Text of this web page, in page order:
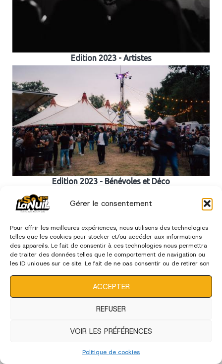
Gérer le consentement
Pour offrir les meilleures expériences, nous utilisons des technologies
telles que les cookies pour stocker et/ou accéder aux informations
des appareils. Le fait de consentir à ces technologies nous permettra
de traiter des données telles que le comportement de navigation ou
les ID uniques sur ce site. Le fait de ne pas consentir ou de retirer son
ACCEPTER
REFUSER
VOIR LES PRÉFÉRENCES
Politique de cookies
Edition 2023 - Artistes
Edition 2023 - Bénévoles et Déco
édition 2022